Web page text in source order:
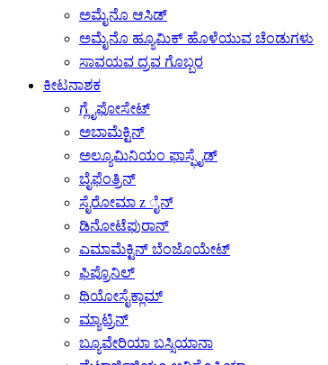
ಅಮೈನೊ ಆಸಿಡ್
ಅಮೈನೊ ಹ್ಯೂಮಿಕ್ ಹೊಳೆಯುವ ಚೆಂಡುಗಳು
ಸಾವಯವ ದ್ರವ ಗೊಬ್ಬರ
ಕೀಟನಾಶಕ
ಗ್ಲೈಫೋಸೇಟ್
ಅಬಾಮೆಕ್ಟಿನ್
ಅಲ್ಯೂಮಿನಿಯಂ ಫಾಸ್ಫೈಡ್
ಬೈಫೆಂತ್ರಿನ್
ಸೈರೋಮಾ z ೈನ್
ಡಿನೋಟೆಫುರಾನ್
ಎಮಾಮೆಕ್ಟಿನ್ ಬೆಂಜೊಯೇಟ್
ಫಿಪ್ರೊನಿಲ್
ಥಿಯೋಸೈಕ್ಲಾಮ್
ಮ್ಯಾಟ್ರಿನ್
ಬ್ಯೂವೇರಿಯಾ ಬಸ್ಸಿಯಾನಾ